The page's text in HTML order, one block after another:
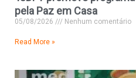
pela Paz em Casa
05/08/2026 Nenhum comentário
Read More »